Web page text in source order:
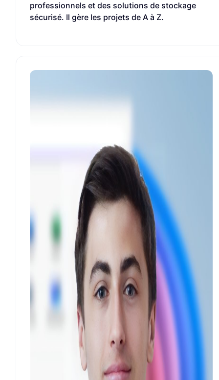
professionnels et des solutions de stockage
sécurisé. Il gère les projets de A à Z.